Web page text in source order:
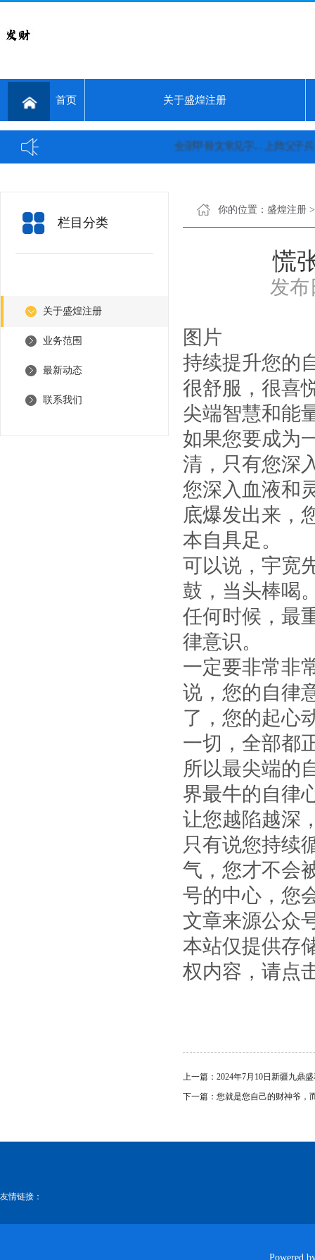
首页 关于盛煌注册
全部甲骨文常见字... 上阵父子兵！
栏目分类
关于盛煌注册
业务范围
最新动态
联系我们
你的位置： 盛煌注册
慌
发布
图片
持续提升您的
很舒服，很喜
尖端智慧和能
如果您要成为
清，只有您深
您深入血液和
底爆发出来，
本自具足。
可以说，宇宽
鼓，当头棒喝
任何时候，最
律意识。
一定要非常非
说，您的自律
了，您的起心
一切，全部都
所以最尖端的
界最牛的自律
让您越陷越深
只有说您持续
气，您才不会
号的中心，您
文章来源公众
本站仅提供存
权内容，请点
上一篇： 2024年7月10日新疆九鼎
下一篇： 您就是您自己的财神爷，
友情链接：
Powered